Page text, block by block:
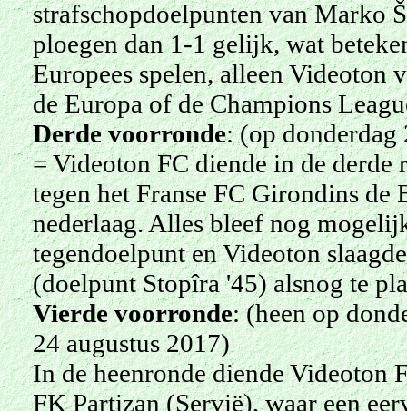
strafschopdoelpunten van Marko
ploegen dan 1-1 gelijk, wat
Europees spelen, alleen Videoton
de Europa of de Champions
Derde voorronde: (op donderdag
= Videoton FC diende in de derde
tegen het Franse FC Girondins de
nederlaag. Alles bleef nog
tegendoelpunt en Videoton
(doelpunt Stopîra '45) alsnog te
Vierde voorronde: (heen op
24 augustus 2017)
In de heenronde diende Videoton
FK Partizan (Servië), waar een